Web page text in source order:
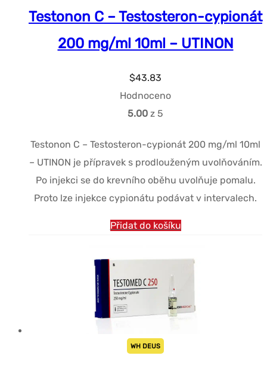
Testonon C – Testosteron-cypionát
200 mg/ml 10ml – UTINON
$43.83
Hodnoceno
5.00 z 5
Testonon C – Testosteron-cypionát 200 mg/ml 10ml
– UTINON je přípravek s prodlouženým uvolňováním.
Po injekci se do krevního oběhu uvolňuje pomalu.
Proto lze injekce cypionátu podávat v intervalech.
Přidat do košíku
WH DEUS